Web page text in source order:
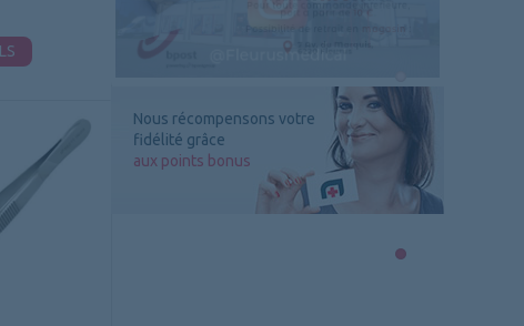
Nous récompensons votre
fidélité grâce
aux points bonus